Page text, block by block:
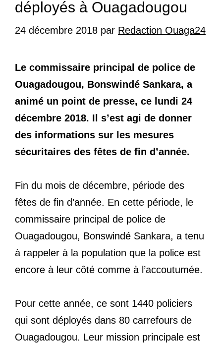
déployés à Ouagadougou
24 décembre 2018 par Redaction Ouaga24
Le commissaire principal de police de
Ouagadougou, Bonswindé Sankara, a
animé un point de presse, ce lundi 24
décembre 2018. Il s’est agi de donner
des informations sur les mesures
sécuritaires des fêtes de fin d’année.
Fin du mois de décembre, période des
fêtes de fin d’année. En cette période, le
commissaire principal de police de
Ouagadougou, Bonswindé Sankara, a tenu
à rappeler à la population que la police est
encore à leur côté comme à l’accoutumée.
Pour cette année, ce sont 1440 policiers
qui sont déployés dans 80 carrefours de
Ouagadougou. Leur mission principale est